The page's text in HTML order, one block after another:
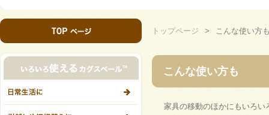
トップページ > こんな使い方
こんな使い方も
家具の移動のほかにもいろ